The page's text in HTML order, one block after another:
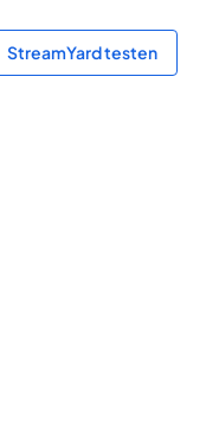
StreamYard testen